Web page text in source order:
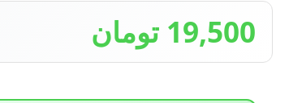
19,500 تومان